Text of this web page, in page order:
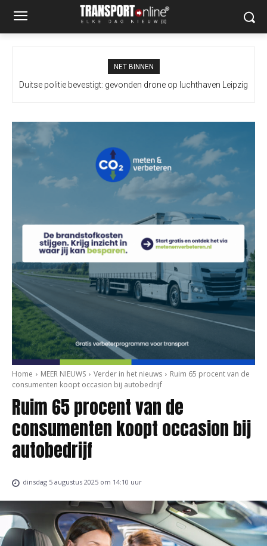
NET BINNEN
Duitse politie bevestigt: gevonden drone op luchthaven Leipzig
Home MEER NIEUWS Verder in het nieuws
Ruim 65 procent van de
consumenten koopt occasion bij autobedrijf
Ruim 65 procent van de
consumenten koopt occasion bij
autobedrijf
dinsdag 5 augustus 2025 om 14:10 uur